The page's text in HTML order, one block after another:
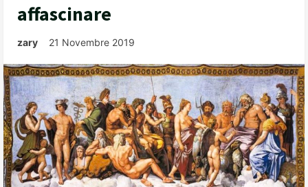
affascinare
zary 21 Novembre 2019